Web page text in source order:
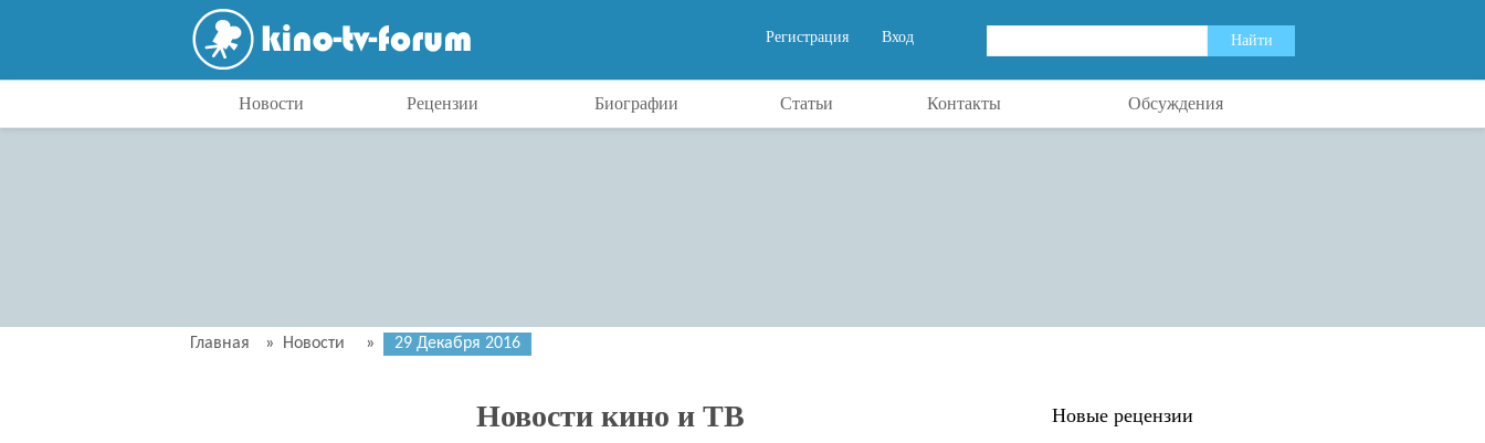
Вход
Регистрация
Новости Рецензии Биографии Статьи Контакты Обсуждения
Главная » Новости » 29 Декабря 2016
Новости кино и ТВ Новые рецензии